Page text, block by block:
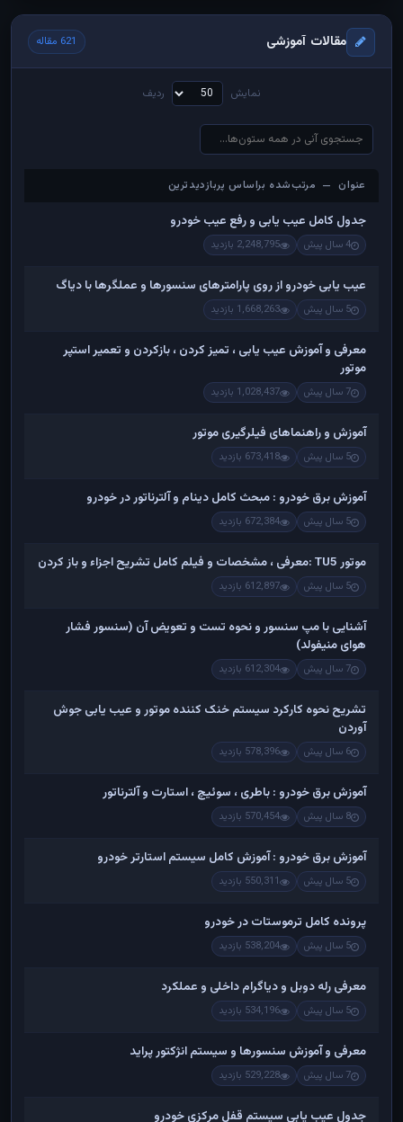
مقالات آموزشی 621 مقاله
نمایش ردیف
عنوان — مرتب‌شده براساس پربازدیدترین
عنوان — مرتب‌شده براساس پربازدیدترین
جدول کامل عیب یابی و رفع عیب خودرو
4 سال پیش 2,248,795 بازدید
عیب یابی خودرو از روی پارامترهای سنسورها و عملگرها با دیاگ
5 سال پیش 1,668,263 بازدید
معرفی و آموزش عیب یابی ، تمیز کردن ، بازکردن و تعمیر استپر
موتور
7 سال پیش 1,028,437 بازدید
آموزش و راهنماهای فیلرگیری موتور
5 سال پیش 673,418 بازدید
آموزش برق خودرو : مبحث کامل دینام و آلترناتور در خودرو
5 سال پیش 672,384 بازدید
موتور TU5 :معرفی ، مشخصات و فیلم کامل تشریح اجزاء و باز کردن
5 سال پیش 612,897 بازدید
آشنایی با مپ سنسور و نحوه تست و تعویض آن (سنسور فشار
هوای منیفولد)
7 سال پیش 612,304 بازدید
تشریح نحوه کارکرد سیستم خنک کننده موتور و عیب یابی جوش
آوردن
6 سال پیش 578,396 بازدید
آموزش برق خودرو : باطری ، سوئیچ ، استارت و آلترناتور
8 سال پیش 570,454 بازدید
آموزش برق خودرو : آموزش کامل سیستم استارتر خودرو
5 سال پیش 550,311 بازدید
پرونده کامل ترموستات در خودرو
5 سال پیش 538,204 بازدید
معرفی رله دوبل و دیاگرام داخلی و عملکرد
5 سال پیش 534,196 بازدید
معرفی و آموزش سنسورها و سیستم انژکتور پراید
7 سال پیش 529,228 بازدید
جدول عیب یابی سیستم قفل مرکزی خودرو